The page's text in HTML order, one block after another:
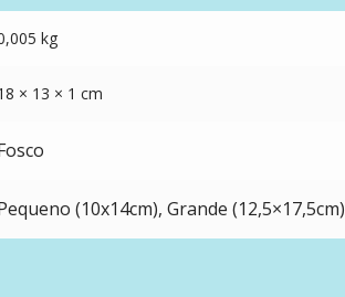
kg
× 13 × 1 cm
(10x14cm), Grande (12,5×17,5cm)